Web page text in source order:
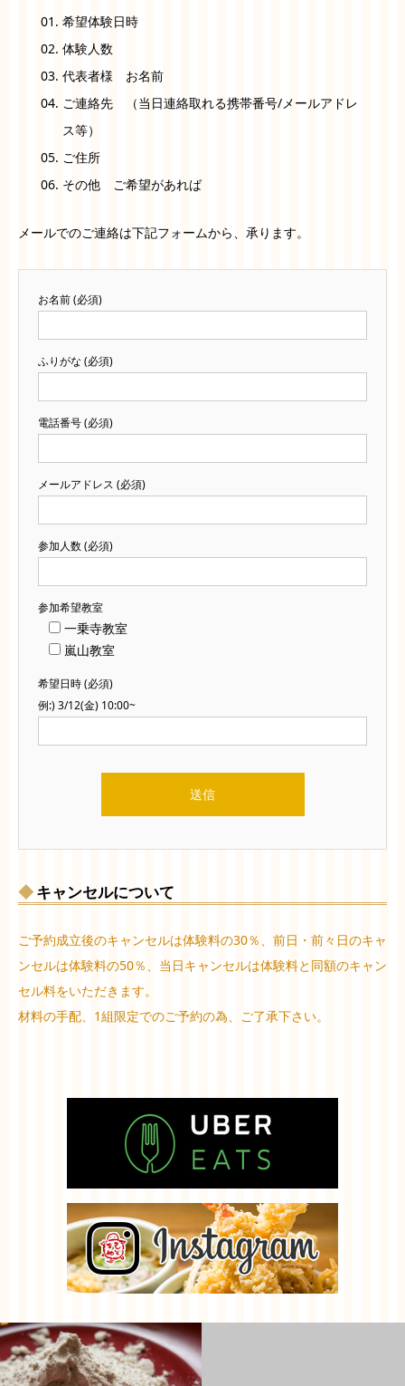
希望体験日時
体験人数
代表者様 お名前
ご連絡先 （当日連絡取れる携帯番号/メールアドレ
ス等）
ご住所
その他 ご希望があれば
メールでのご連絡は下記フォームから、承ります。
お名前 (必須)
ふりがな (必須)
電話番号 (必須)
メールアドレス (必須)
参加人数 (必須)
参加希望教室
一乗寺教室
嵐山教室
希望日時 (必須)
例:) 3/12(金) 10:00~
キャンセルについて
ご予約成立後のキャンセルは体験料の30％、前日・前々日のキャ
ンセルは体験料の50％、当日キャンセルは体験料と同額のキャン
セル料をいただきます。
材料の手配、1組限定でのご予約の為、ご了承下さい。